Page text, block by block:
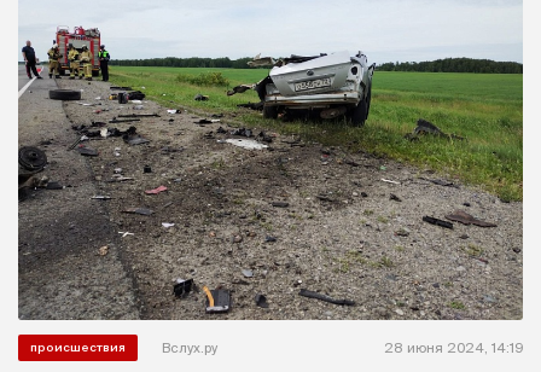
происшествия Вслух.ру 28 июня 2024, 14:19